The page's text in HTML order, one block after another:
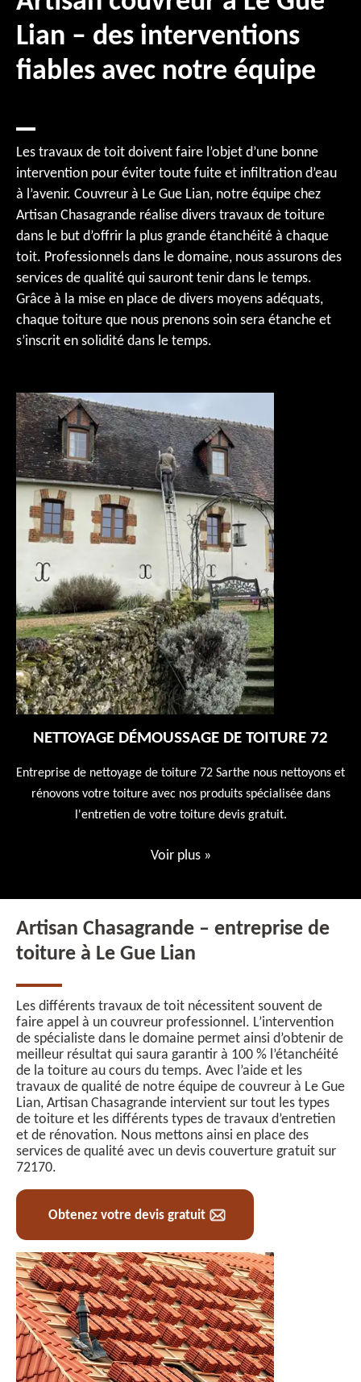
Lian – des interventions
fiables avec notre équipe
Les travaux de toit doivent faire l’objet d’une bonne
intervention pour éviter toute fuite et infiltration d’eau
à l’avenir. Couvreur à Le Gue Lian, notre équipe chez
Artisan Chasagrande réalise divers travaux de toiture
dans le but d’offrir la plus grande étanchéité à chaque
toit. Professionnels dans le domaine, nous assurons des
services de qualité qui sauront tenir dans le temps.
Grâce à la mise en place de divers moyens adéquats,
chaque toiture que nous prenons soin sera étanche et
s’inscrit en solidité dans le temps.
NETTOYAGE DÉMOUSSAGE DE TOITURE 72
Entreprise de nettoyage de toiture 72 Sarthe nous nettoyons et
rénovons votre toiture avec nos produits spécialisée dans
l'entretien de votre toiture devis gratuit.
Voir plus »
Artisan Chasagrande – entreprise de
toiture à Le Gue Lian
Les différents travaux de toit nécessitent souvent de
faire appel à un couvreur professionnel. L’intervention
de spécialiste dans le domaine permet ainsi d’obtenir de
meilleur résultat qui saura garantir à 100 % l’étanchéité
de la toiture au cours du temps. Avec l’aide et les
travaux de qualité de notre équipe de couvreur à Le Gue
Lian, Artisan Chasagrande intervient sur tout les types
de toiture et les différents types de travaux d’entretien
et de rénovation. Nous mettons ainsi en place des
services de qualité avec un devis couverture gratuit sur
72170.
Obtenez votre devis gratuit